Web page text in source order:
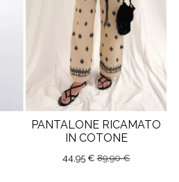
PANTALONE RICAMATO
IN COTONE
44,95 €89,90 €